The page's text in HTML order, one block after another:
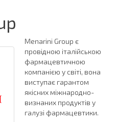
Menarini Group є
провідною італійською
фармацевтичною
компанією у світі, вона
виступає гарантом
якісних міжнародно-
визнаних продуктів у
галузі фармацевтики.